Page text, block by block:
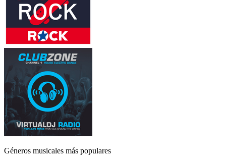
Géneros musicales más populares